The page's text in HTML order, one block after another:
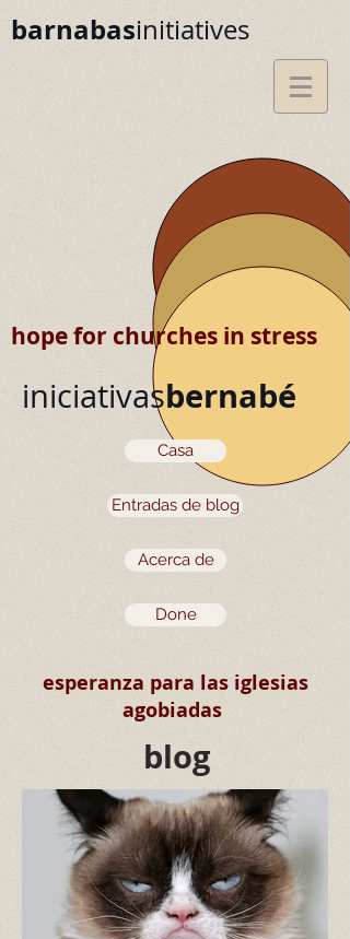
barnabasinitiatives
hope for churches in stress
iniciativasbernabé
Casa
Entradas de blog
Acerca de
Done
esperanza para las iglesias
agobiadas
blog